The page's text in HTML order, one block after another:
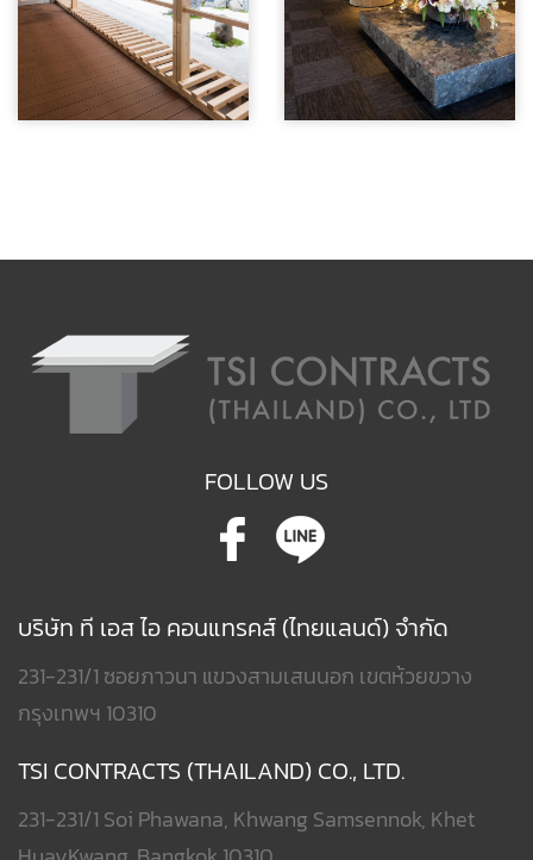
FOLLOW US
บริษัท ที เอส ไอ คอนแทรคส์ (ไทยแลนด์) จำกัด
231-231/1 ซอยภาวนา แขวงสามเสนนอก เขตห้วยขวาง
กรุงเทพฯ 10310
TSI CONTRACTS (THAILAND) CO., LTD.
231-231/1 Soi Phawana, Khwang Samsennok, Khet